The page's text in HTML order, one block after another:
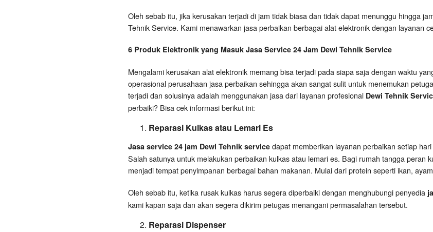
Oleh sebab itu, jika kerusakan terjadi di jam tidak biasa dan tidak dapat menunggu hingga
Tehnik Service. Kami menawarkan jasa perbaikan berbagai alat elektronik dengan layanan
6 Produk Elektronik yang Masuk Jasa Service 24 Jam Dewi Tehnik Service
Mengalami kerusakan alat elektronik memang bisa terjadi pada siapa saja dengan waktu
operasional perusahaan jasa perbaikan sehingga akan sangat sulit untuk menemukan
terjadi dan solusinya adalah menggunakan jasa dari layanan profesional Dewi Tehnik
perbaiki? Bisa cek informasi berikut ini:
Reparasi Kulkas atau Lemari Es
Jasa service 24 jam Dewi Tehnik service dapat memberikan layanan perbaikan setiap
Salah satunya untuk melakukan perbaikan kulkas atau lemari es. Bagi rumah tangga peran
menjadi tempat penyimpanan berbagai bahan makanan. Mulai dari protein seperti ikan,
Oleh sebab itu, ketika rusak kulkas harus segera diperbaiki dengan menghubungi penyedia
kami kapan saja dan akan segera dikirim petugas menangani permasalahan tersebut.
Reparasi Dispenser